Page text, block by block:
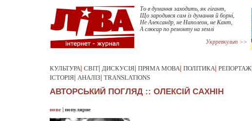
То в думання заходить, як гігант,
Що зародився сам із думання й борні,
Не Александр, не Наполеон, не Кант,
А слюсар по ремонту на землі
Укрревкульт >>
КУЛЬТУРА СВІТ ДИСКУСІЯ ПРЯМА МОВА ПОЛІТИКА РЕПОРТАЖ
ІСТОРІЯ АНАЛІЗ TRANSLATIONS
АВТОРСЬКИЙ ПОГЛЯД :: ОЛЕКСIЙ САХНIН
нове | популярне